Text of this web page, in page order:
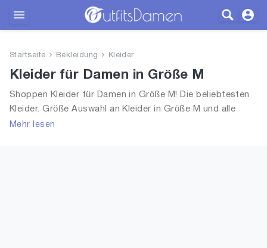
Bekleidung
Wäsche
Schuhe
Startseite Bekleidung Kleider
Kleider für Damen in Größe M
Shoppen Kleider für Damen in Größe M! Die beliebtesten
Kleider. Größe Auswahl an Kleider in Größe M und alle
Trends aus 2026 für Frauen!
Mehr lesen